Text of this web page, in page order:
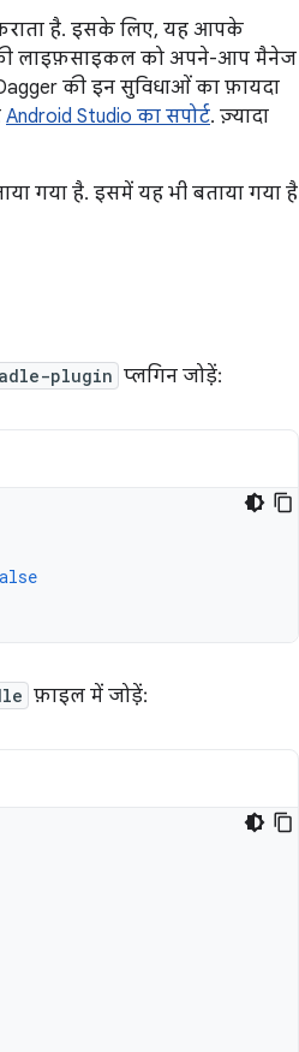
है. इसके लिए, यह आपके
लाइफ़साइकल को अपने-आप मैनेज
की इन सुविधाओं का फ़ायदा
Android Studio का सपोर्ट. ज़्यादा
गया है. इसमें यह भी बताया गया है
plugin प्लगिन जोड़ें:
फ़ाइल में जोड़ें: